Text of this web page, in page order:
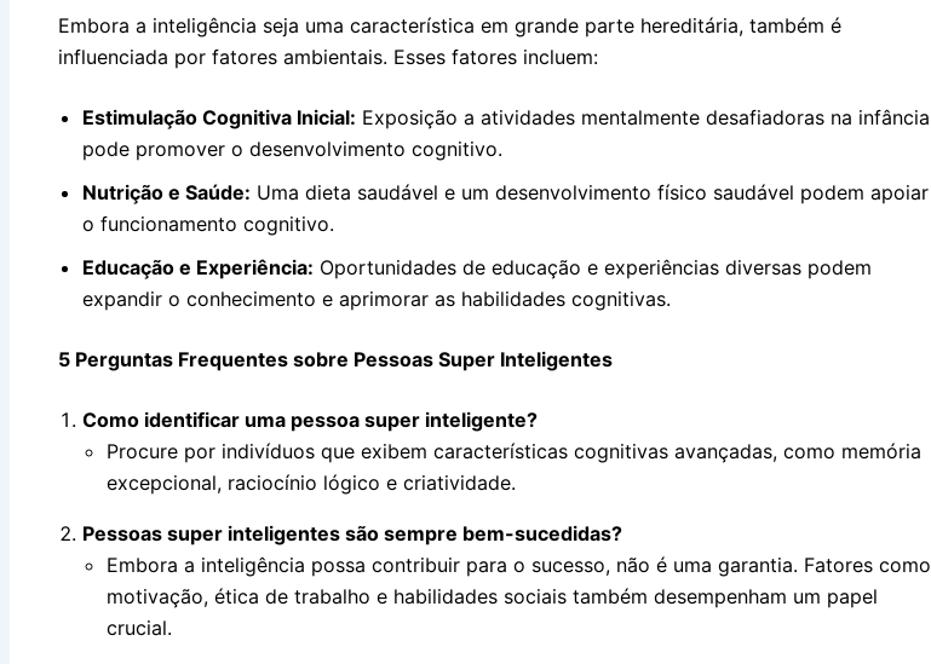
Embora a inteligência seja uma característica em grande parte hereditária, também é
influenciada por fatores ambientais. Esses fatores incluem:
Estimulação Cognitiva Inicial: Exposição a atividades mentalmente desafiadoras na infância
pode promover o desenvolvimento cognitivo.
Nutrição e Saúde: Uma dieta saudável e um desenvolvimento físico saudável podem apoiar
o funcionamento cognitivo.
Educação e Experiência: Oportunidades de educação e experiências diversas podem
expandir o conhecimento e aprimorar as habilidades cognitivas.
5 Perguntas Frequentes sobre Pessoas Super Inteligentes
Como identificar uma pessoa super inteligente?
Procure por indivíduos que exibem características cognitivas avançadas, como memória
excepcional, raciocínio lógico e criatividade.
Pessoas super inteligentes são sempre bem-sucedidas?
Embora a inteligência possa contribuir para o sucesso, não é uma garantia. Fatores como
motivação, ética de trabalho e habilidades sociais também desempenham um papel
crucial.